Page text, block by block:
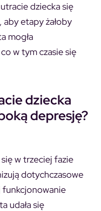
dziecka się
etapy żałoby
mogła
w tym czasie się
dziecka
depresję?
w trzeciej fazie
dotychczasowe
funkcjonowanie
udała się